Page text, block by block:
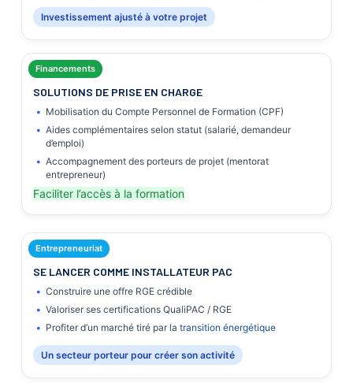
Investissement ajusté à votre projet
Financements
SOLUTIONS DE PRISE EN CHARGE
Mobilisation du Compte Personnel de Formation (CPF)
Aides complémentaires selon statut (salarié, demandeur
d’emploi)
Accompagnement des porteurs de projet (mentorat
entrepreneur)
Faciliter l’accès à la formation
Entrepreneuriat
SE LANCER COMME INSTALLATEUR PAC
Construire une offre RGE crédible
Valoriser ses certifications QualiPAC / RGE
Profiter d’un marché tiré par la transition énergétique
Un secteur porteur pour créer son activité